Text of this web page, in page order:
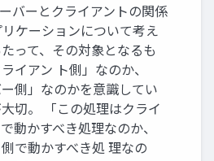
バーとクライアントの関係
ケーションについて考え
って、その対象となるも
イアン ト側」なのか、
ー側」なのかを意識してい
切。 「この処理はクライ
動かすべき処理なのか、
で動かすべき処 理なの